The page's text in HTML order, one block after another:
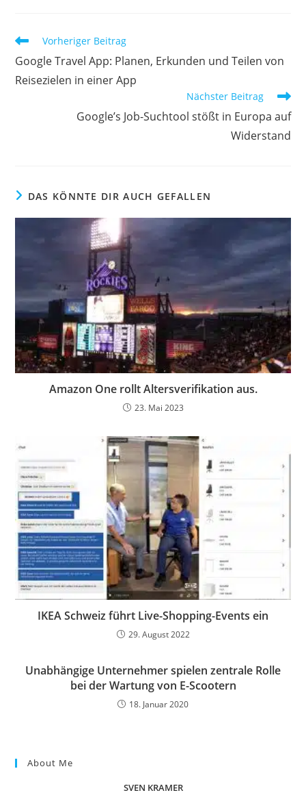
Vorheriger Beitrag
Google Travel App: Planen, Erkunden und Teilen von
Reisezielen in einer App
Nächster Beitrag
Google’s Job-Suchtool stößt in Europa auf
Widerstand
DAS KÖNNTE DIR AUCH GEFALLEN
Amazon One rollt Altersverifikation aus.
23. Mai 2023
IKEA Schweiz führt Live-Shopping-Events ein
29. August 2022
Unabhängige Unternehmer spielen zentrale Rolle
bei der Wartung von E-Scootern
18. Januar 2020
About Me
SVEN KRAMER